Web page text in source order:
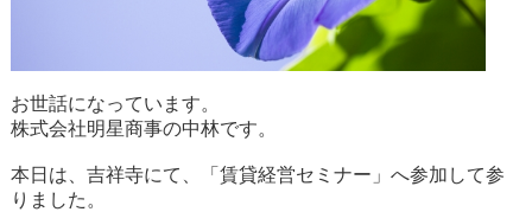
お世話になっています。
株式会社明星商事の中林です。
本日は、吉祥寺にて、「賃貸経営セミナー」へ参加して参
りました。